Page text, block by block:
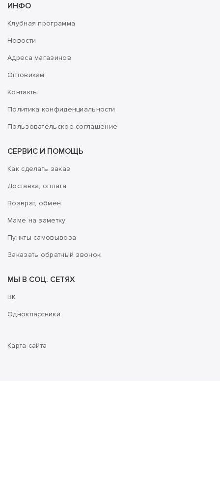
ИНФО
Клубная программа
Новости
Адреса магазинов
Оптовикам
Контакты
Политика конфиденциальности
Пользовательское соглашение
СЕРВИС И ПОМОЩЬ
Как сделать заказ
Доставка, оплата
Возврат, обмен
Маме на заметку
Пункты самовывоза
Заказать обратный звонок
МЫ В СОЦ. СЕТЯХ
ВК
Одноклассники
Карта сайта